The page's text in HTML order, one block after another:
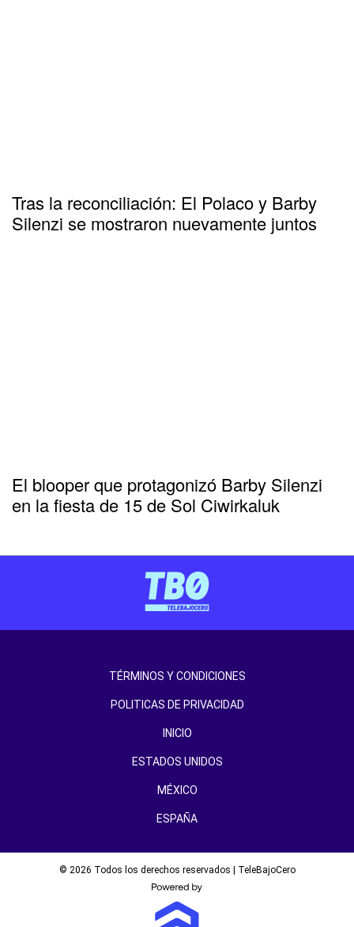
Tras la reconciliación: El Polaco y Barby
Silenzi se mostraron nuevamente juntos
El blooper que protagonizó Barby Silenzi
en la fiesta de 15 de Sol Ciwirkaluk
TÉRMINOS Y CONDICIONES
POLITICAS DE PRIVACIDAD
INICIO
ESTADOS UNIDOS
MÉXICO
ESPAÑA
© 2026 Todos los derechos reservados | TeleBajoCero